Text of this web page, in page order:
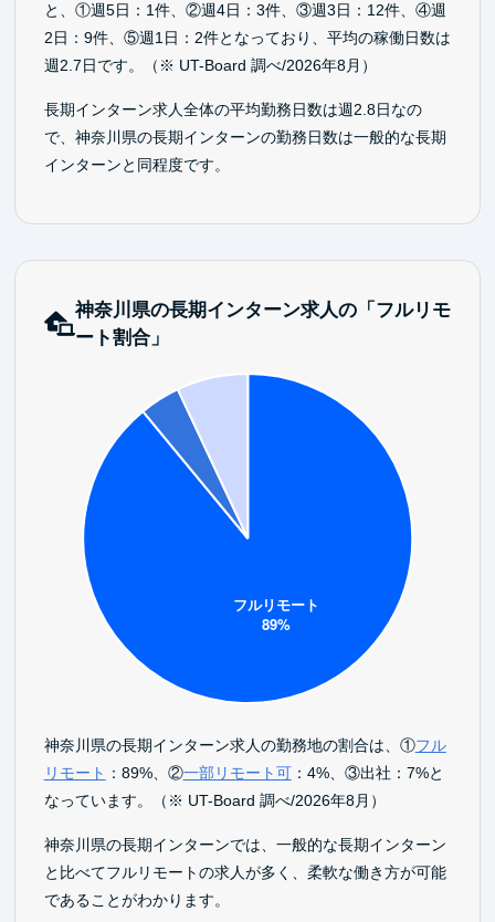
と、①週5日：1件、②週4日：3件、③週3日：12件、④週
2日：9件、⑤週1日：2件となっており、平均の稼働日数は
週2.7日です。（※ UT-Board 調べ/2026年8月）
長期インターン求人全体の平均勤務日数は週2.8日なの
で、神奈川県の長期インターンの勤務日数は一般的な長期
インターンと同程度です。
神奈川県の長期インターン求人の「フルリモ
ート割合」
神奈川県の長期インターン求人の勤務地の割合は、①フル
リモート ：89%、②一部リモート可：4%、③出社：7%と
なっています。（※ UT-Board 調べ/2026年8月）
神奈川県の長期インターンでは、一般的な長期インターン
と比べてフルリモートの求人が多く、柔軟な働き方が可能
であることがわかります。